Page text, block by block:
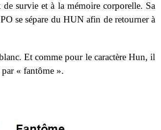
de survie et à la mémoire corporelle. Sa
se sépare du HUN afin de retourner à
Et comme pour le caractère Hun, il
« fantôme ».